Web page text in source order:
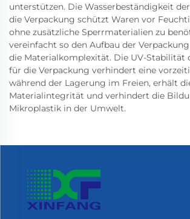
unterstützen. Die Wasserbeständigkeit
die Verpackung schützt Waren vor
ohne zusätzliche Sperrmaterialien zu
vereinfacht so den Aufbau der
die Materialkomplexität. Die UV-Stabilität
für die Verpackung verhindert eine
während der Lagerung im Freien, erhält
Materialintegrität und verhindert die
Mikroplastik in der Umwelt.